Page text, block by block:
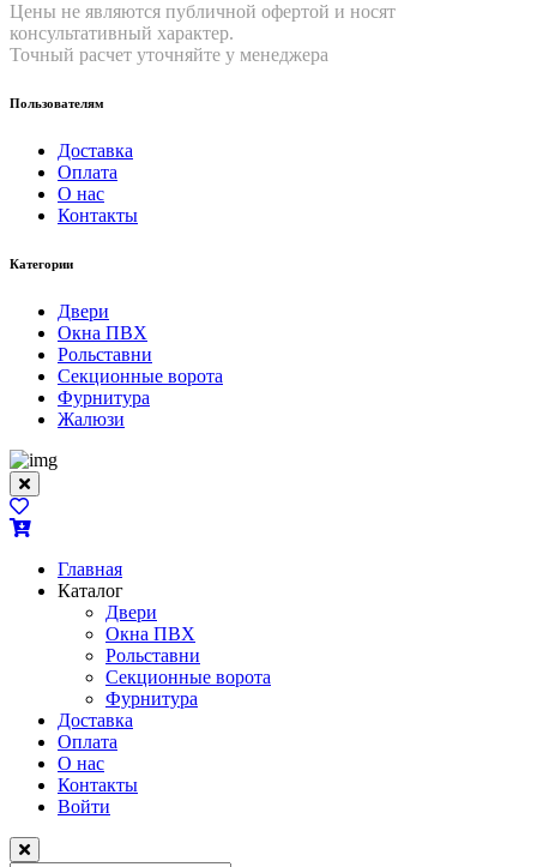
Цены не являются публичной офертой и носят
консультативный характер.
Точный расчет уточняйте у менеджера
Пользователям
Доставка
Оплата
О нас
Контакты
Категории
Двери
Окна ПВХ
Рольставни
Секционные ворота
Фурнитура
Жалюзи
Главная
Каталог
Двери
Окна ПВХ
Рольставни
Секционные ворота
Фурнитура
Доставка
Оплата
О нас
Контакты
Войти